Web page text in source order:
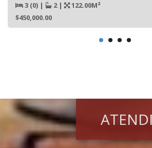
3 (0) | 2 |
122.00M²
$450,000.00